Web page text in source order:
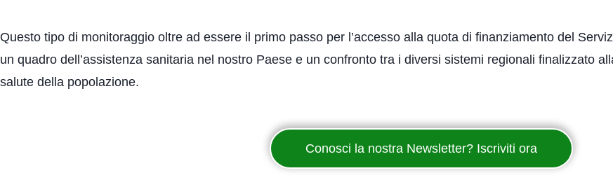
Questo tipo di monitoraggio oltre ad essere il primo passo per l’accesso alla quota di finanziamento del
un quadro dell’assistenza sanitaria nel nostro Paese e un confronto tra i diversi sistemi regionali finalizzato
salute della popolazione.
Conosci la nostra Newsletter? Iscriviti ora